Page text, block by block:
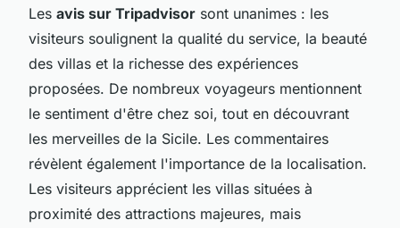
Les avis sur Tripadvisor sont unanimes : les
visiteurs soulignent la qualité du service, la beauté
des villas et la richesse des expériences
proposées. De nombreux voyageurs mentionnent
le sentiment d'être chez soi, tout en découvrant
les merveilles de la Sicile. Les commentaires
révèlent également l'importance de la localisation.
Les visiteurs apprécient les villas situées à
proximité des attractions majeures, mais